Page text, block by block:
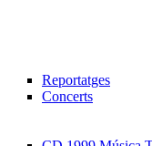
Reportatges
Concerts